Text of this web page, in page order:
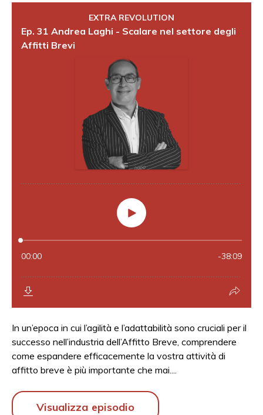
In un’epoca in cui l’agilità e l’adattabilità sono cruciali per il
successo nell’industria dell’Affitto Breve, comprendere
come espandere efficacemente la vostra attività di
affitto breve è più importante che mai....
Visualizza episodio